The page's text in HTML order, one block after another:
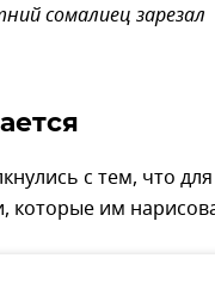
сомалиец зарезал
с тем, что
которые им